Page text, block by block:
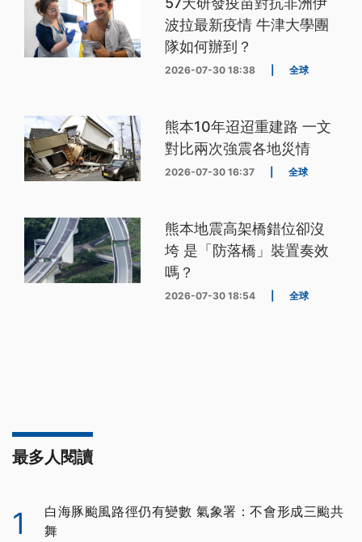
波拉最新疫情 牛津大學團
隊如何辦到？
2026-07-30 18:38 全球
熊本10年迢迢重建路 一文
對比兩次強震各地災情
2026-07-30 16:37 全球
熊本地震高架橋錯位卻沒
垮 是「防落橋」裝置奏效
嗎？
2026-07-30 18:54 全球
最多人閱讀
1
白海豚颱風路徑仍有變數 氣象署：不會形成三颱共
舞